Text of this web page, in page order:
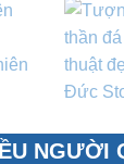
NGƯỜI